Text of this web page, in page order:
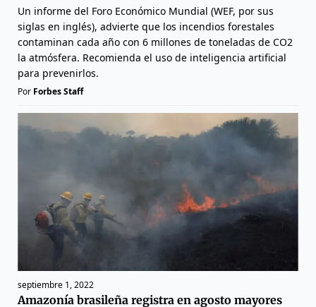
Un informe del Foro Económico Mundial (WEF, por sus
siglas en inglés), advierte que los incendios forestales
contaminan cada año con 6 millones de toneladas de CO2
la atmósfera. Recomienda el uso de inteligencia artificial
para prevenirlos.
Por Forbes Staff
septiembre 1, 2022
Amazonía brasileña registra en agosto mayores